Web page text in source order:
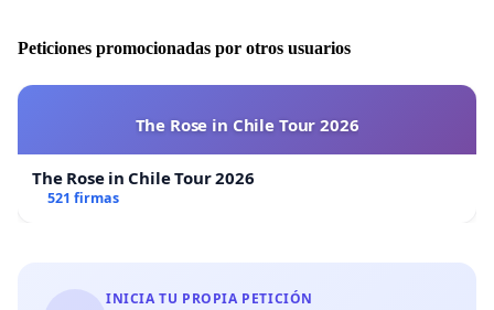
Peticiones promocionadas por otros usuarios
The Rose in Chile Tour 2026
The Rose in Chile Tour 2026
521 firmas
INICIA TU PROPIA PETICIÓN